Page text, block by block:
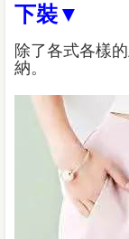
下裝▼
除了各式各樣
納。